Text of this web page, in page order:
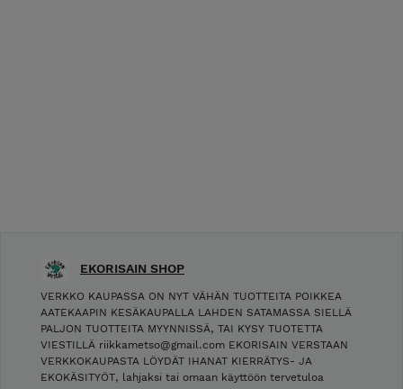
EKORISAIN SHOP
VERKKO KAUPASSA ON NYT VÄHÄN TUOTTEITA POIKKEA
AATEKAAPIN KESÄKAUPALLA LAHDEN SATAMASSA SIELLÄ
PALJON TUOTTEITA MYYNNISSÄ, TAI KYSY TUOTETTA
VIESTILLÄ riikkametso@gmail.com EKORISAIN VERSTAAN
VERKKOKAUPASTA LÖYDÄT IHANAT KIERRÄTYS- JA
EKOKÄSITYÖT, lahjaksi tai omaan käyttöön tervetuloa